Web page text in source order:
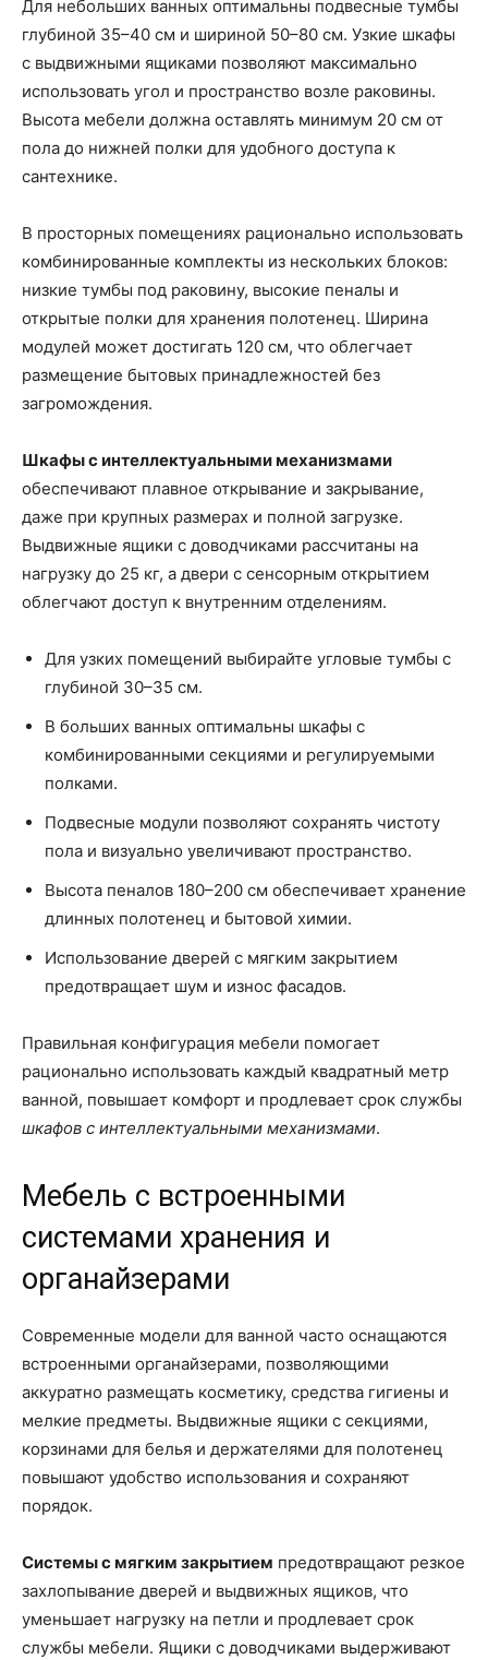
Для небольших ванных оптимальны подвесные тумбы
глубиной 35–40 см и шириной 50–80 см. Узкие шкафы
с выдвижными ящиками позволяют максимально
использовать угол и пространство возле раковины.
Высота мебели должна оставлять минимум 20 см от
пола до нижней полки для удобного доступа к
сантехнике.
В просторных помещениях рационально использовать
комбинированные комплекты из нескольких блоков:
низкие тумбы под раковину, высокие пеналы и
открытые полки для хранения полотенец. Ширина
модулей может достигать 120 см, что облегчает
размещение бытовых принадлежностей без
загромождения.
Шкафы с интеллектуальными механизмами
обеспечивают плавное открывание и закрывание,
даже при крупных размерах и полной загрузке.
Выдвижные ящики с доводчиками рассчитаны на
нагрузку до 25 кг, а двери с сенсорным открытием
облегчают доступ к внутренним отделениям.
Для узких помещений выбирайте угловые тумбы с
глубиной 30–35 см.
В больших ванных оптимальны шкафы с
комбинированными секциями и регулируемыми
полками.
Подвесные модули позволяют сохранять чистоту
пола и визуально увеличивают пространство.
Высота пеналов 180–200 см обеспечивает хранение
длинных полотенец и бытовой химии.
Использование дверей с мягким закрытием
предотвращает шум и износ фасадов.
Правильная конфигурация мебели помогает
рационально использовать каждый квадратный метр
ванной, повышает комфорт и продлевает срок службы
шкафов с интеллектуальными механизмами.
Мебель с встроенными
системами хранения и
органайзерами
Современные модели для ванной часто оснащаются
встроенными органайзерами, позволяющими
аккуратно размещать косметику, средства гигиены и
мелкие предметы. Выдвижные ящики с секциями,
корзинами для белья и держателями для полотенец
повышают удобство использования и сохраняют
порядок.
Системы с мягким закрытием предотвращают резкое
захлопывание дверей и выдвижных ящиков, что
уменьшает нагрузку на петли и продлевает срок
службы мебели. Ящики с доводчиками выдерживают